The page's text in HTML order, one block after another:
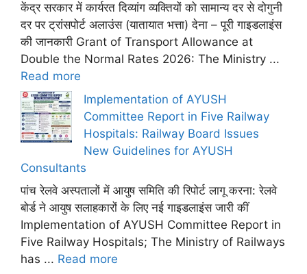
केंद्र सरकार में कार्यरत दिव्यांग व्यक्तियों को सामान्य दर से दोगुनी
दर पर ट्रांसपोर्ट अलाउंस (यातायात भत्ता) देना – पूरी गाइडलाइंस
की जानकारी Grant of Transport Allowance at
Double the Normal Rates 2026: The Ministry ...
Read more
Implementation of AYUSH
Committee Report in Five Railway
Hospitals: Railway Board Issues
New Guidelines for AYUSH
Consultants
पांच रेलवे अस्पतालों में आयुष समिति की रिपोर्ट लागू करना: रेलवे
बोर्ड ने आयुष सलाहकारों के लिए नई गाइडलाइंस जारी कीं
Implementation of AYUSH Committee Report in
Five Railway Hospitals; The Ministry of Railways
has ... Read more